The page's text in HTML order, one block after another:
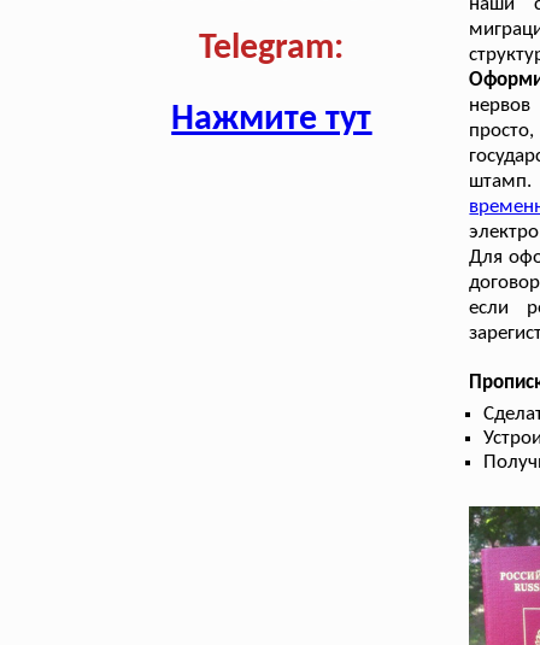
Telegram:
Нажмите тут
наши
нервов
штамп.
Для
если